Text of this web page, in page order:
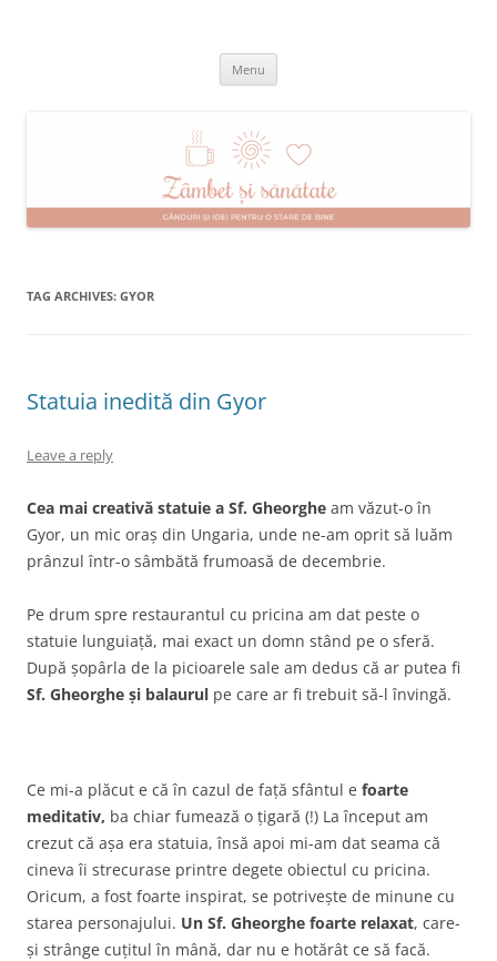
Menu
TAG ARCHIVES: GYOR
Statuia inedită din Gyor
Leave a reply
Cea mai creativă statuie a Sf. Gheorghe am văzut-o în
Gyor, un mic oraș din Ungaria, unde ne-am oprit să luăm
prânzul într-o sâmbătă frumoasă de decembrie.
Pe drum spre restaurantul cu pricina am dat peste o
statuie lunguiață, mai exact un domn stând pe o sferă.
După șopârla de la picioarele sale am dedus că ar putea fi
Sf. Gheorghe și balaurul pe care ar fi trebuit să-l învingă.
Ce mi-a plăcut e că în cazul de față sfântul e foarte
meditativ, ba chiar fumează o țigară (!) La început am
crezut că așa era statuia, însă apoi mi-am dat seama că
cineva îi strecurase printre degete obiectul cu pricina.
Oricum, a fost foarte inspirat, se potrivește de minune cu
starea personajului. Un Sf. Gheorghe foarte relaxat, care-
și strânge cuțitul în mână, dar nu e hotărât ce să facă.